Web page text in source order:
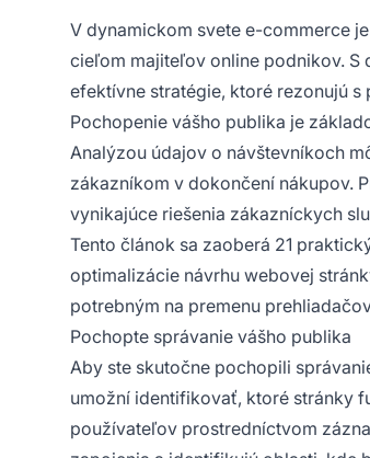
V dynamickom svete e-commerce
cieľom majiteľov online podnikov.
efektívne stratégie, ktoré rezonujú
Pochopenie vášho publika je
Analýzou údajov o návštevníkoch
zákazníkom v dokončení nákupov.
vynikajúce riešenia zákazníckych
Tento článok sa zaoberá 21
optimalizácie návrhu webovej
potrebným na premenu
Pochopte správanie vášho publika
Aby ste skutočne pochopili
umožní identifikovať, ktoré stránky
používateľov prostredníctvom